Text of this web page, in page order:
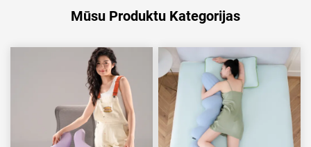
Mūsu Produktu Kategorijas